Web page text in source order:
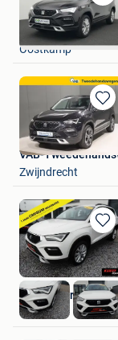
in
Mijn
Garage Raes
Oostkamp
in
Mijn
VAB-
Zwijndrecht
in
Mijn
Karitt Sports
Stevoort